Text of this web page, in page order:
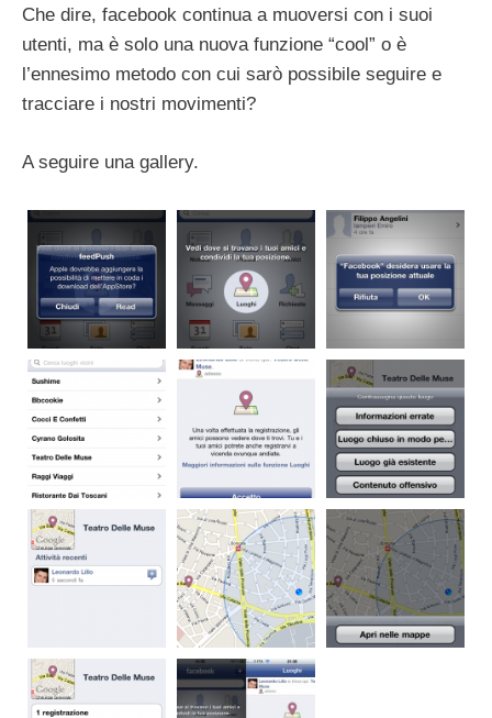
Che dire, facebook continua a muoversi con i suoi
utenti, ma è solo una nuova funzione “cool” o è
l’ennesimo metodo con cui sarò possibile seguire e
tracciare i nostri movimenti?
A seguire una gallery.